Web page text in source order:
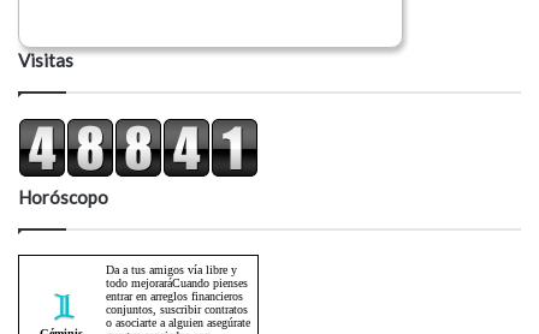
Visitas
Horóscopo